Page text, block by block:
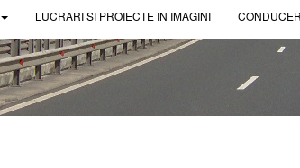
LUCRARI SI PROIECTE IN IMAGINI